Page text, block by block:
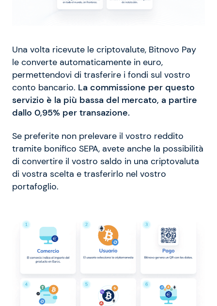
Una volta ricevute le criptovalute, Bitnovo Pay
le converte automaticamente in euro,
permettendovi di trasferire i fondi sul vostro
conto bancario. La commissione per questo
servizio è la più bassa del mercato, a partire
dallo 0,95% per transazione.
Se preferite non prelevare il vostro reddito
tramite bonifico SEPA, avete anche la possibilità
di convertire il vostro saldo in una criptovaluta
di vostra scelta e trasferirlo nel vostro
portafoglio.